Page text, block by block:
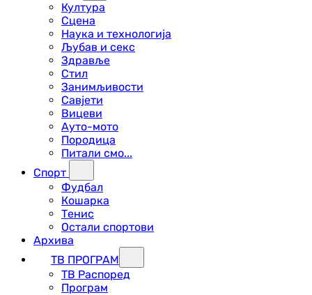
Култура
Сцена
Наука и технологија
Љубав и секс
Здравље
Стил
Занимљивости
Савјети
Вицеви
Ауто-мото
Породица
Питали смо...
Спорт
Фудбал
Кошарка
Тенис
Остали спортови
Архива
ТВ ПРОГРАМ
ТВ Распоред
Програм